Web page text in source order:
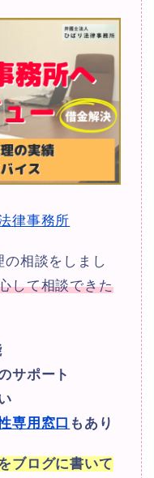
律事務所
の相談をしまし
して相談できた
サポート
専用窓口 もあり
ブログに書いて